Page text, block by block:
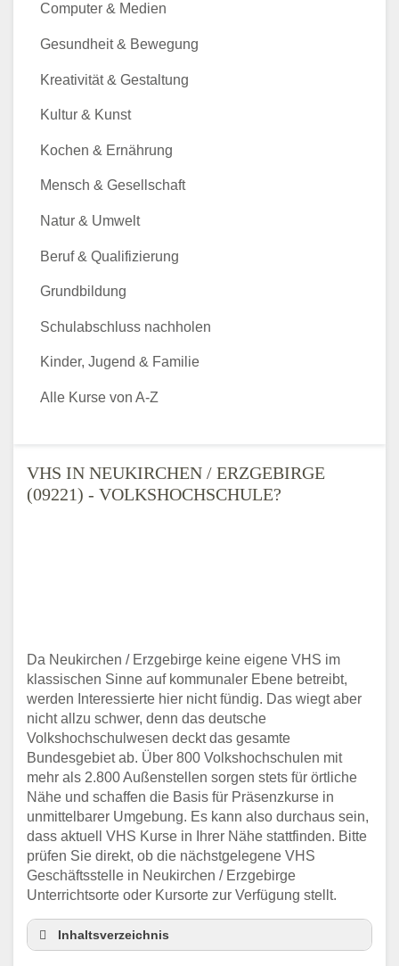
VHS IN NEUKIRCHEN / ERZGEBIRGE
(09221) - VOLKSHOCHSCHULE?
Da Neukirchen / Erzgebirge keine eigene VHS im
klassischen Sinne auf kommunaler Ebene betreibt,
werden Interessierte hier nicht fündig. Das wiegt aber
nicht allzu schwer, denn das deutsche
Volkshochschulwesen deckt das gesamte
Bundesgebiet ab. Über 800 Volkshochschulen mit
mehr als 2.800 Außenstellen sorgen stets für örtliche
Nähe und schaffen die Basis für Präsenzkurse in
unmittelbarer Umgebung. Es kann also durchaus sein,
dass aktuell VHS Kurse in Ihrer Nähe stattfinden. Bitte
prüfen Sie direkt, ob die nächstgelegene VHS
Geschäftsstelle in Neukirchen / Erzgebirge
Unterrichtsorte oder Kursorte zur Verfügung stellt.
Inhaltsverzeichnis
Computer & Medien
Gesundheit & Bewegung
Kreativität & Gestaltung
Kultur & Kunst
Kochen & Ernährung
Mensch & Gesellschaft
Natur & Umwelt
Beruf & Qualifizierung
Grundbildung
Schulabschluss nachholen
Kinder, Jugend & Familie
Alle Kurse von A-Z